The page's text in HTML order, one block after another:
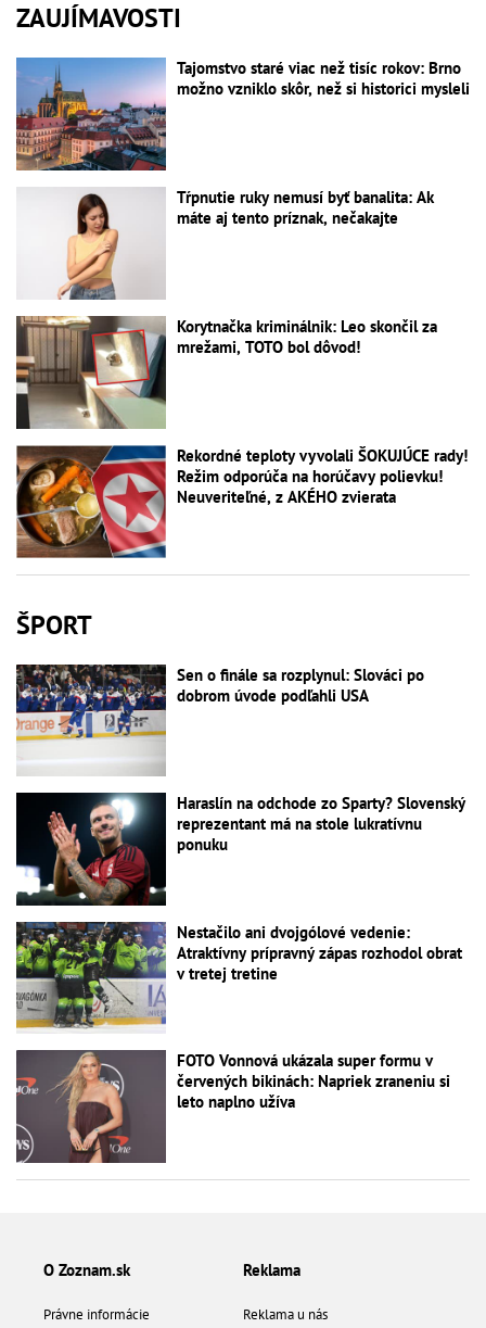
ZAUJÍMAVOSTI
Tajomstvo staré viac než tisíc rokov: Brno
možno vzniklo skôr, než si historici mysleli
Tŕpnutie ruky nemusí byť banalita: Ak
máte aj tento príznak, nečakajte
Korytnačka kriminálnik: Leo skončil za
mrežami, TOTO bol dôvod!
Rekordné teploty vyvolali ŠOKUJÚCE rady!
Režim odporúča na horúčavy polievku!
Neuveriteľné, z AKÉHO zvierata
ŠPORT
Sen o finále sa rozplynul: Slováci po
dobrom úvode podľahli USA
Haraslín na odchode zo Sparty? Slovenský
reprezentant má na stole lukratívnu
ponuku
Nestačilo ani dvojgólové vedenie:
Atraktívny prípravný zápas rozhodol obrat
v tretej tretine
FOTO Vonnová ukázala super formu v
červených bikinách: Napriek zraneniu si
leto naplno užíva
O Zoznam.sk
Právne informácie
Reklama
Reklama u nás